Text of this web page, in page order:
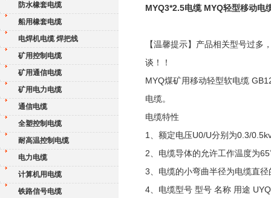
防水橡套电缆
船用橡套电缆
电焊机电缆 焊把线
矿用控制电缆
矿用通信电缆
矿用电力电缆
通信电缆
全塑控制电缆
耐高温控制电缆
电力电缆
计算机用电缆
铁路信号电缆
MYQ3*2.5电缆 MYQ轻型移动电
【温馨提示】产品相关型号过
谈！！
MYQ煤矿用移动轻型软电缆
电缆。
电缆特性
1、额定电压U0/U分别为0.3/
2、电缆导体的允许工作温度为
3、电缆的小弯曲半径为电缆直径
4、电缆型号 型号 名称 用途